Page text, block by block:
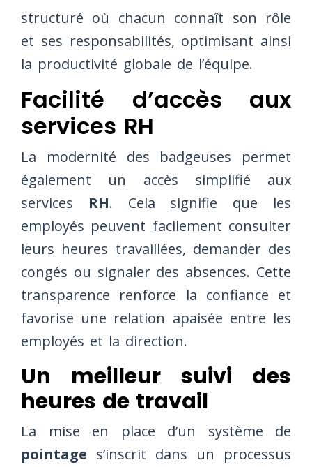
structuré où chacun connaît son rôle
et ses responsabilités, optimisant ainsi
la productivité globale de l’équipe.
Facilité d’accès aux
services RH
La modernité des badgeuses permet
également un accès simplifié aux
services RH. Cela signifie que les
employés peuvent facilement consulter
leurs heures travaillées, demander des
congés ou signaler des absences. Cette
transparence renforce la confiance et
favorise une relation apaisée entre les
employés et la direction.
Un meilleur suivi des
heures de travail
La mise en place d’un système de
pointage s’inscrit dans un processus